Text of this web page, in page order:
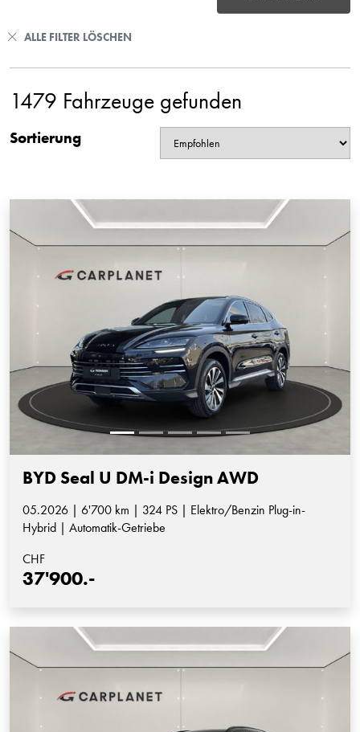
ALLE FILTER LÖSCHEN
1479 Fahrzeuge gefunden
Sortierung
BYD Seal U DM-i Design AWD
05.2026 | 6'700 km | 324 PS | Elektro/Benzin Plug-in-
Hybrid | Automatik-Getriebe
CHF
37'900.-